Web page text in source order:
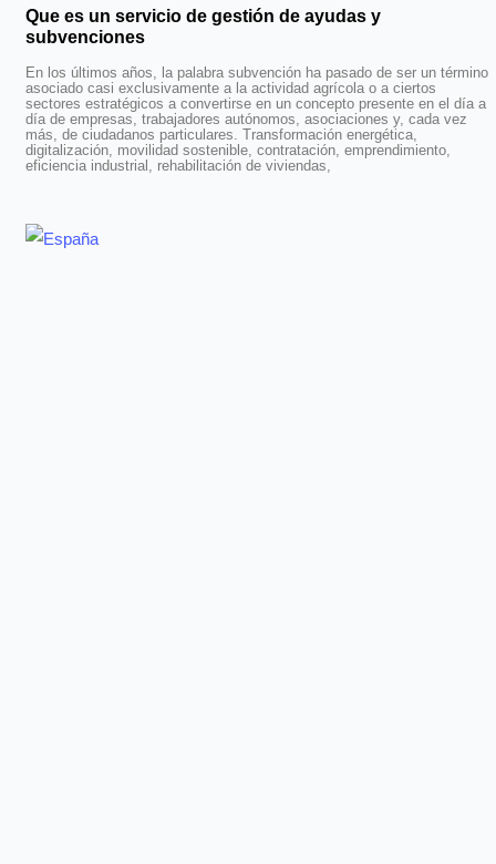
Que es un servicio de gestión de ayudas y
subvenciones
En los últimos años, la palabra subvención ha pasado de ser un término
asociado casi exclusivamente a la actividad agrícola o a ciertos
sectores estratégicos a convertirse en un concepto presente en el día a
día de empresas, trabajadores autónomos, asociaciones y, cada vez
más, de ciudadanos particulares. Transformación energética,
digitalización, movilidad sostenible, contratación, emprendimiento,
eficiencia industrial, rehabilitación de viviendas,